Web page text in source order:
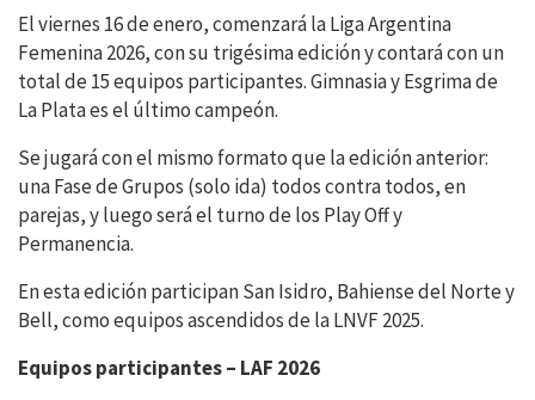
El viernes 16 de enero, comenzará la Liga Argentina
Femenina 2026, con su trigésima edición y contará con un
total de 15 equipos participantes. Gimnasia y Esgrima de
La Plata es el último campeón.
Se jugará conel mismo formato que la edición anterior:
una Fase de Grupos (solo ida) todos contra todos, en
parejas, y luego será el turno de los Play Off y
Permanencia.
En esta edición participan San Isidro, Bahiense del Norte y
Bell, como equipos ascendidos de la LNVF 2025.
Equipos participantes – LAF 2026